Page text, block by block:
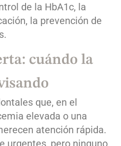
de la HbA1c, la
la prevención de
cuándo la
que, en el
elevada o una
atención rápida.
urgentes, pero ninguno